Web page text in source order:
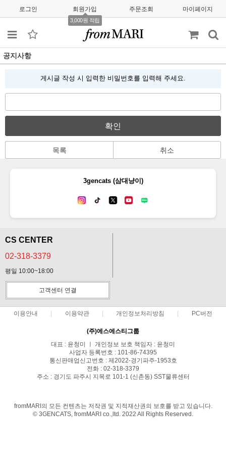
로그인 회원가입
3,000원 적립
주문조회 마이페이지
공지사항
게시글 작성 시 입력한 비밀번호를 입력해 주세요.
확인
목록 취소
3gencats (삼대냥이)
CS CENTER
02-318-3379
평일 10:00~18:00
고객센터 연결
이용안내 이용약관 개인정보처리방침 PC버전
(주)에스에스티그룹
대표 : 윤청미 ㅣ 개인정보 보호 책임자 : 윤청미
사업자 등록번호 : 101-86-74395
통신판매업신고번호 : 제2022-경기파주-1953호
전화 : 02-318-3379
주소 : 경기도 파주시 지목로 101-1 (신촌동) SST물류센터
fromMARI의 모든 컨텐츠는 저작권 및 지적재산권의 보호를 받고 있습니다.
© 3GENCATS, fromMARI co.,ltd. 2022 All Rights Reserved.